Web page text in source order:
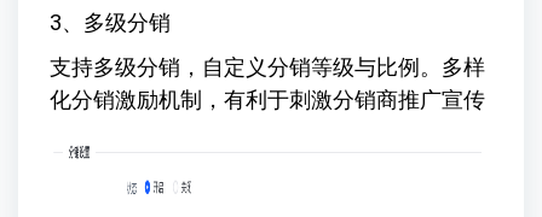
3、多级分销
支持多级分销，自定义分销等级与比例。多样
化分销激励机制，有利于刺激分销商推广宣传